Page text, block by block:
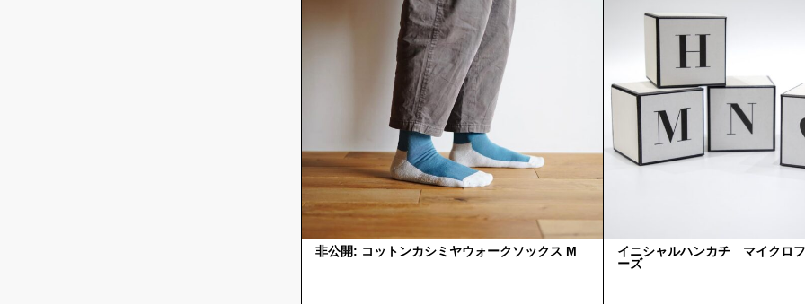
非公開: コットンカシミヤウォークソックス M
イニシャルハンカチ マイクロ
ーズ